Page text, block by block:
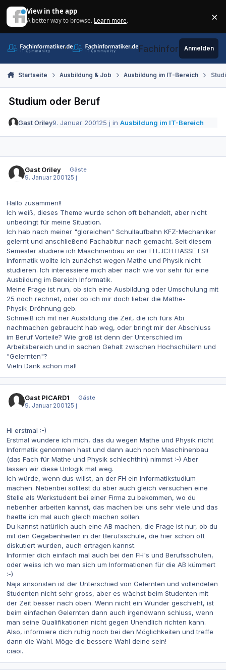
View in the app
A better way to browse. Learn more. ×
Fachinformatiker.de
Anmelden
Startseite Ausbildung & Job Ausbildung im IT-Bereich
Studium oder Beruf
Gast Oriley9. Januar 200125 j inAusbildung im IT-Bereich
Gast Oriley
Gäste
9. Januar 2001 25 j
Hallo zusammen!!
Ich weiß, dieses Theme wurde schon oft behandelt, aber nicht
unbedingt für meine Situation.
Ich hab nach meiner "gloreichen" Schullaufbahn KFZ-Mechaniker
gelernt und anschließend Fachabitur nach gemacht. Seit diesem
Semester studiere ich Maschinenbau an der FH...ICH HASSE ES!!
Informatik wollte ich zunächst wegen Mathe und Physik nicht
studieren. Ich interessiere mich aber nach wie vor sehr für eine
Ausbildung im Bereich Informatik.
Meine Frage ist nun, ob sich eine Ausbildung oder Umschulung mit
25 noch rechnet, oder ob ich mir doch lieber die Mathe-
Physik_Dröhnung geb.
Schmeiß ich mit ner Ausbildung die Zeit, die ich fürs Abi
nachmachen gebraucht hab weg, oder bringt mir der Abschluss
im Beruf Vorteile? Wie groß ist denn der Unterschied im
Arbeitsbereich und in sachen Gehalt zwischen Hochschülern und
"Gelernten"?
Vieln Dank schon mal!
Gast PICARD1
Gäste
9. Januar 200125 j
Hi erstmal :-)
Erstmal wundere ich mich, das du wegen Mathe und Physik nicht
Informatik genommen hast und dann auch noch Maschinenbau
(das Fach für Mathe und Physik schlechthin) nimmst :-) Aber
lassen wir diese Unlogik mal weg.
Ich würde, wenn dus willst, an der FH ein Informatikstudium
machen. Nebenbei solltest du aber auch gleich versuchen eine
Stelle als Werkstudent bei einer Firma zu bekommen, wo du
nebenher arbeiten kannst, das machen bei uns sehr viele und das
haette ich mal auch gleich machen sollen.
Du kannst natürlich auch eine AB machen, die Frage ist nur, ob du
mit den Gegebenheiten in der Berufsschule, die hier schon oft
diskutiert wurden, auch ertragen kannst.
Informier dich einfach mal auch bei den FH's und Berufsschulen,
oder weiss ich wo man sich um Informationen für die AB kümmert
:-)
Naja ansonsten ist der Unterschied von Gelernten und vollendeten
Studenten nicht sehr gross, aber es wächst beim Studenten mit
der Zeit besser nach oben. Wenn nicht ein Wunder geschieht, ist
beim einfachen Gelernten dann auch irgendwann schluss, wenn
man seine Qualifikationen nicht gegen Unendlich richten kann.
Also, informiere dich ruhig noch bei den Möglichkeiten und treffe
dann die Wahl. Möge die bessere Wahl deine sein!
ciaoi.